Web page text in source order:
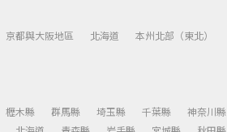
京都與大阪地區 北海道 本州北部（東北）
櫪木縣 群馬縣 埼玉縣 千葉縣 神奈川縣